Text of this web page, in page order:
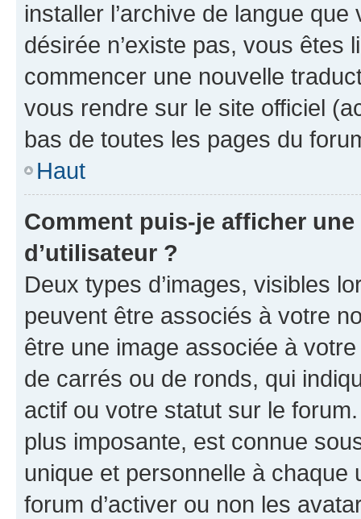
installer l’archive de langue
désirée n’existe pas, vous êtes
commencer une nouvelle
vous rendre sur le site officiel
bas de toutes les pages du
Haut
Comment puis-je afficher
d’utilisateur ?
Deux types d’images, visibles
peuvent être associés à votre
être une image associée à
de carrés ou de ronds, qui
actif ou votre statut sur le
plus imposante, est connue
unique et personnelle à chaque
forum d’activer ou non les